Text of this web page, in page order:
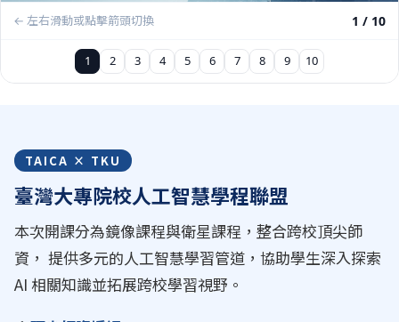
← 左右滑動或點擊箭頭切換 1 / 10
1 2 3 4 5 6 7 8 9 10
TAICA × TKU
臺灣大專院校人工智慧學程聯盟
本次開課分為鏡像課程與衛星課程，整合跨校頂尖師
資， 提供多元的人工智慧學習管道，協助學生深入探索
AI 相關知識並拓展跨校學習視野。